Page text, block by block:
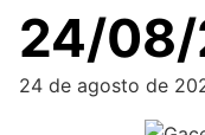
24/
24 de agosto de